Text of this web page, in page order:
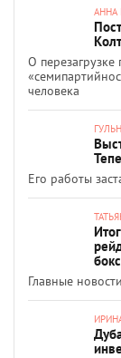
АННА
О
человека
Его работы
Главные